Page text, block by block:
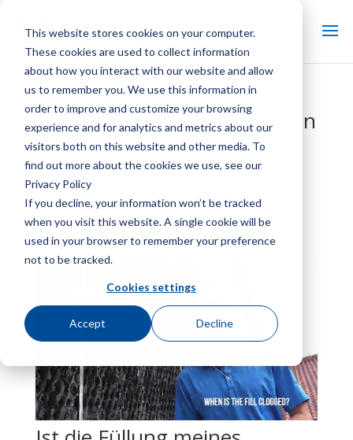
This website stores cookies on your computer.
These cookies are used to collect information
about how you interact with our website and allow
us to remember you. We use this information in
order to improve and customize your browsing
experience and for analytics and metrics about our
visitors both on this website and other media. To
find out more about the cookies we use, see our
Privacy Policy
If you decline, your information won’t be tracked
when you visit this website. A single cookie will be
used in your browser to remember your preference
not to be tracked.
Cookies settings
Accept Decline
Übersicht über den
Füllverschmutzungsbewertun
gs- und Analysedienst
Lösungen für die
Langlebigkeit von
Kühltürmen